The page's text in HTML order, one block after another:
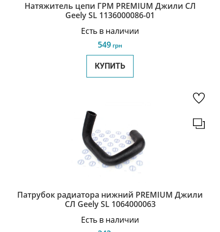
Натяжитель цепи ГРМ PREMIUM Джили СЛ
Geely SL 1136000086-01
Есть в наличии
549 грн
КУПИТЬ
Патрубок радиатора нижний PREMIUM Джили
СЛ Geely SL 1064000063
Есть в наличии